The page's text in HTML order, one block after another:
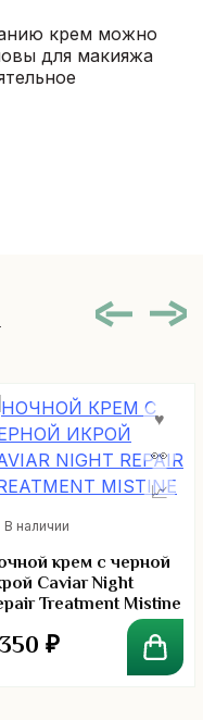
крем можно
для макияжа
В наличии
крем с черной
Caviar Night
Treatment Mistine
₽